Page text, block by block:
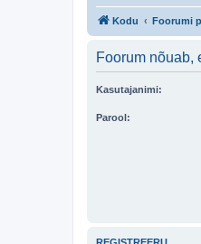
Kodu Foorumi
Foorum nõuab,
Kasutajanimi:
Parool: